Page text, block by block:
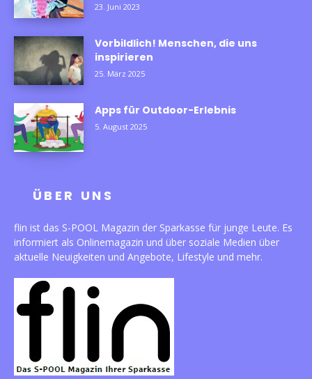
23. Juni 2023
Vorbildlich! Menschen, die uns
inspirieren
25. März 2025
Apps für Outdoor-Erlebnis
5. August 2025
ÜBER UNS
flin ist das S-POOL Magazin der Sparkasse für junge Leute. Es
informiert als Onlinemagazin und über soziale Medien über
aktuelle Neuigkeiten und Angebote, Lifestyle und mehr.